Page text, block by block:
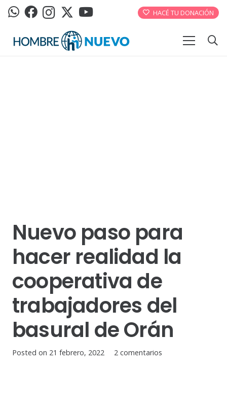
HACÉ TU DONACIÓN
Nuevo paso para
hacer realidad la
cooperativa de
trabajadores del
basural de Orán
Posted on 21 febrero, 2022 2comentarios